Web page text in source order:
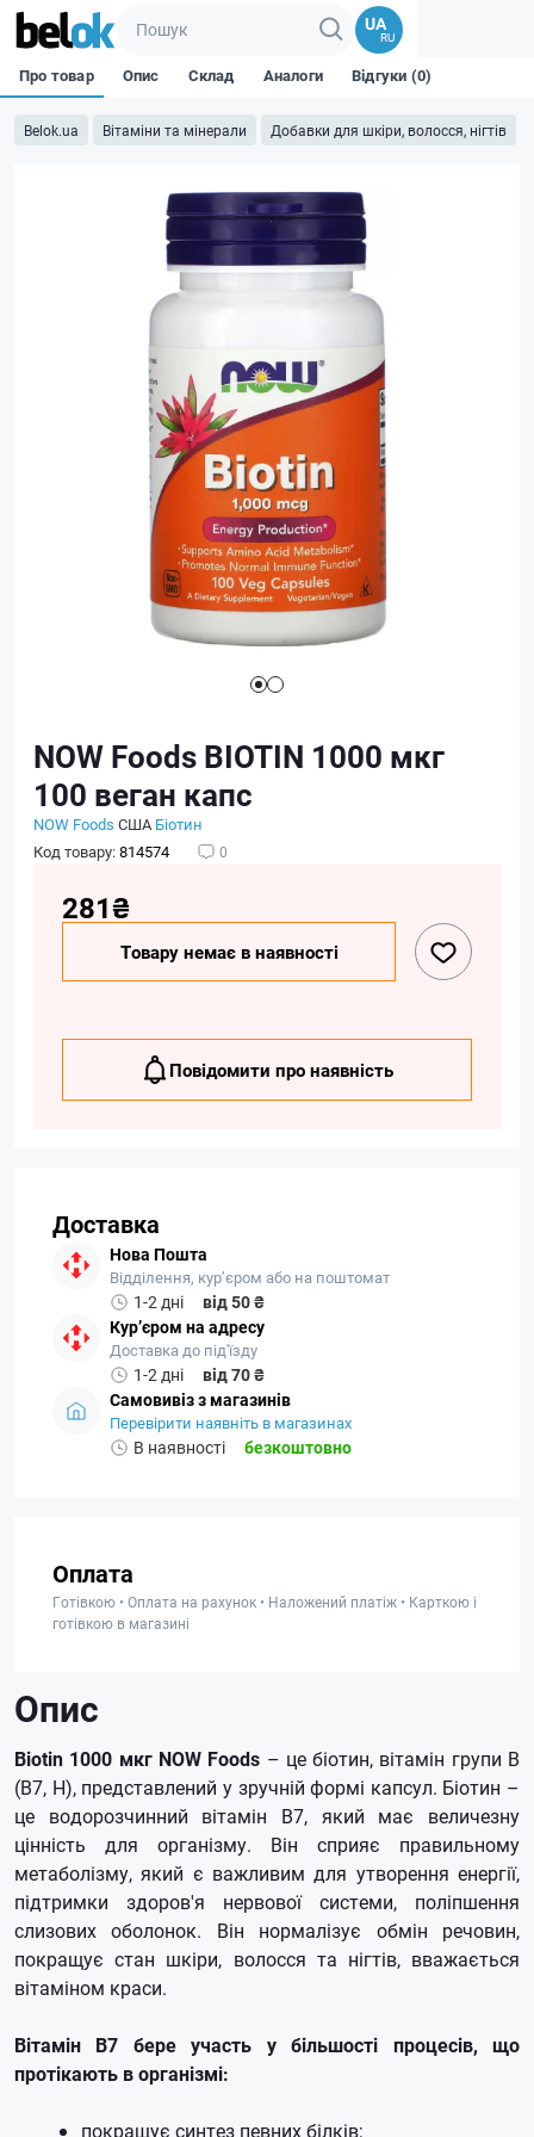
UA
RU
Belok.ua Вітаміни та мінерали Добавки для шкіри, волосся, нігтів
Про товар Опис Склад Аналоги Відгуки (0)
NOW Foods BIOTIN 1000 мкг
100 веган капс
NOW Foods США Біотин
Код товару:814574 0
281₴
Товару немає в наявності
Повідомити про наявність
Доставка
Нова Пошта
Відділення, кур’єром або на поштомат
1-2 дні
від 50 ₴
Кур’єром на адресу
Доставка до під'їзду
1-2 дні
від 70 ₴
Самовивіз з магазинів
Перевірити наявніть в магазинах
В наявності безкоштовно
Оплата
Готівкою • Оплата на рахунок • Наложений платіж • Карткою і
готівкою в магазині
Опис
Biotin 1000 мкг NOW Foods – це біотин, вітамін групи В
(B7, H), представлений у зручній формі капсул. Біотин –
це водорозчинний вітамін В7, який має величезну
цінність для організму. Він сприяє правильному
метаболізму, який є важливим для утворення енергії,
підтримки здоров'я нервової системи, поліпшення
слизових оболонок. Він нормалізує обмін речовин,
покращує стан шкіри, волосся та нігтів, вважається
вітаміном краси.
Вітамін В7 бере участь у більшості процесів, що
протікають в організмі:
покращує синтез певних білків;